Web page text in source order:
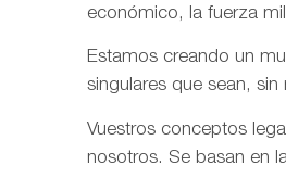
económico, la fuerza
Estamos creando un
singulares que sean,
Vuestros conceptos
nosotros. Se basan en